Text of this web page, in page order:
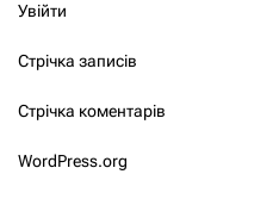
Увійти
Стрічка записів
Стрічка коментарів
WordPress.org